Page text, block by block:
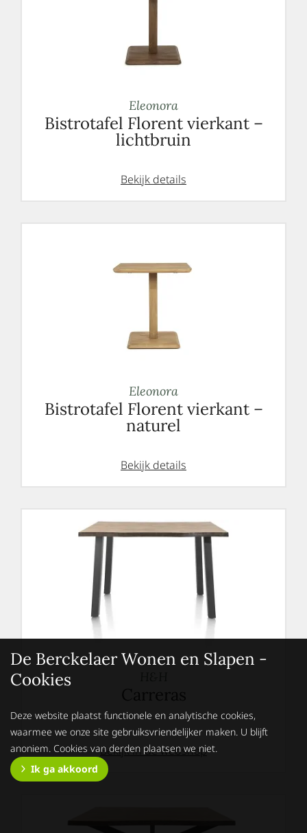
Eleonora
Bistrotafel Florent vierkant –
lichtbruin
Bekijk details
Eleonora
Bistrotafel Florent vierkant –
naturel
Bekijk details
Bekijk in de webshop
De Berckelaer Wonen en Slapen -
Cookies
Deze website plaatst functionele en analytische cookies,
waarmee we onze site gebruiksvriendelijker maken. U blijft
anoniem. Cookies van derden plaatsen we niet.
Ik ga akkoord